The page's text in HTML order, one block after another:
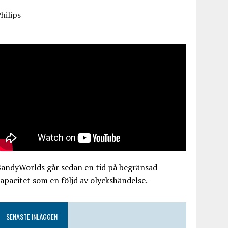
går sedan en tid på begränsad
som en följd av olyckshändelse.
SENASTE INLÄGGEN